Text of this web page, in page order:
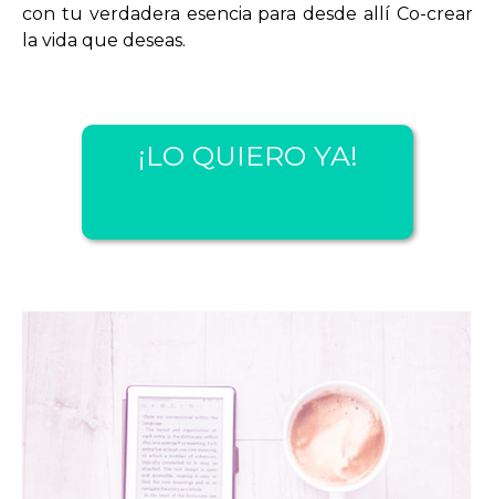
con tu verdadera esencia para desde allí Co-crear
la vida que deseas.
¡LO QUIERO YA!